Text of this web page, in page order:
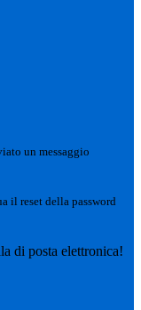
un messaggio
il reset della password
di posta elettronica!